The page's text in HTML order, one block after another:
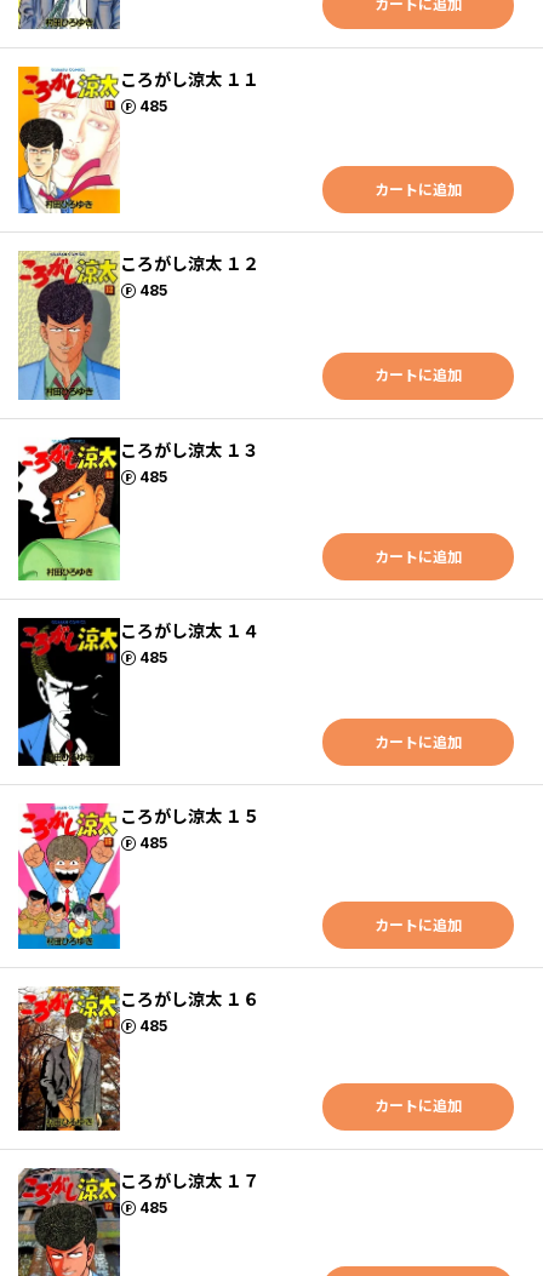
カートに追加
ころがし涼太 １１
485
ポイント
カートに追加
ころがし涼太 １２
485
ポイント
カートに追加
ころがし涼太 １３
485
ポイント
カートに追加
ころがし涼太 １４
485
ポイント
カートに追加
ころがし涼太 １５
485
ポイント
カートに追加
ころがし涼太 １６
485
ポイント
カートに追加
ころがし涼太 １７
485
ポイント